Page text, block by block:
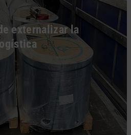
externalizar la